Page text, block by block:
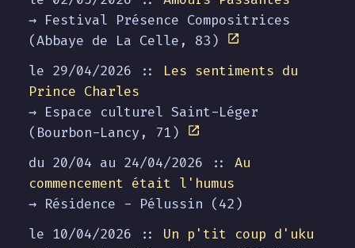
→ Festival Présence Compositrices
(Abbaye de La Celle, 83)
le 29/04/2026 :: Les sentiments du
Prince Charles
→ Espace culturel Saint-Léger
(Bourbon-Lancy, 71)
du 20/04 au 24/04/2026 :: Au
commencement était l'humus
→ Résidence - Pélussin (42)
le 10/04/2026 :: Un p'tit coup d'uku